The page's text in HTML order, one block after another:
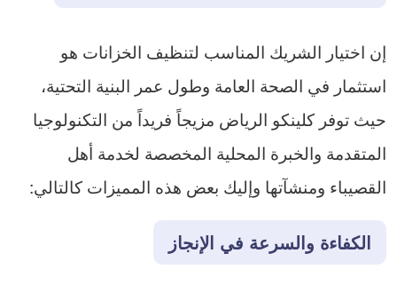
إن اختيار الشريك المناسب لتنظيف الخزانات هو
استثمار في الصحة العامة وطول عمر البنية التحتية،
حيث توفر كلينكو الرياض مزيجاً فريداً من التكنولوجيا
المتقدمة والخبرة المحلية المخصصة لخدمة أهل
القصيباء ومنشآتها وإليك بعض هذه المميزات كالتالي:
الكفاءة والسرعة في الإنجاز